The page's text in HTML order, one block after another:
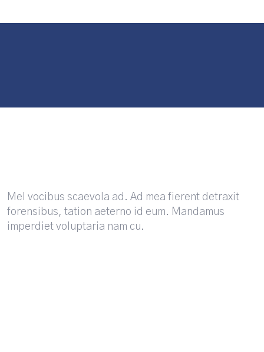
Mel vocibus scaevola ad. Ad mea fierent detraxit
forensibus, tation aeterno id eum. Mandamus
imperdiet voluptaria nam cu.